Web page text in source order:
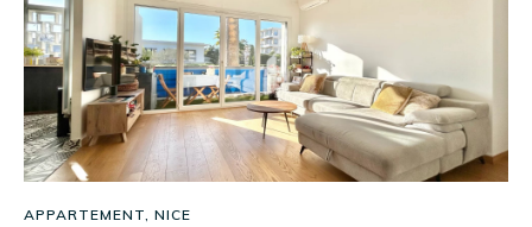
APPARTEMENT, NICE